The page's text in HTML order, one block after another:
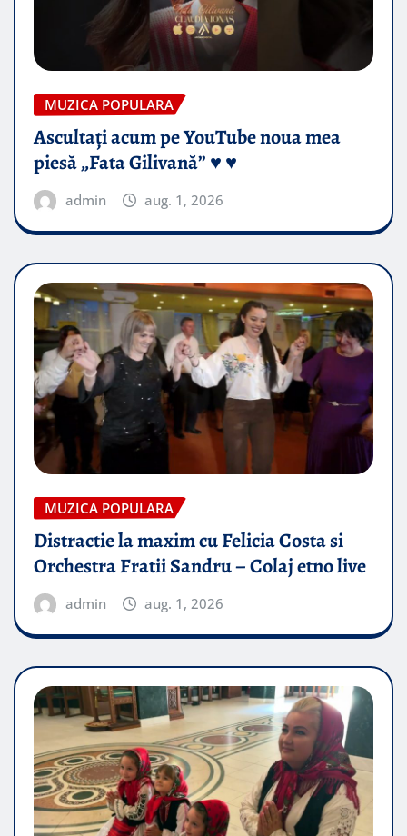
MUZICA POPULARA
Ascultați acum pe YouTube noua mea
piesă „Fata Gilivană” ♥️ ♥️
admin aug. 1, 2026
MUZICA POPULARA
Distractie la maxim cu Felicia Costa si
Orchestra Fratii Sandru – Colaj etno live
admin aug. 1, 2026